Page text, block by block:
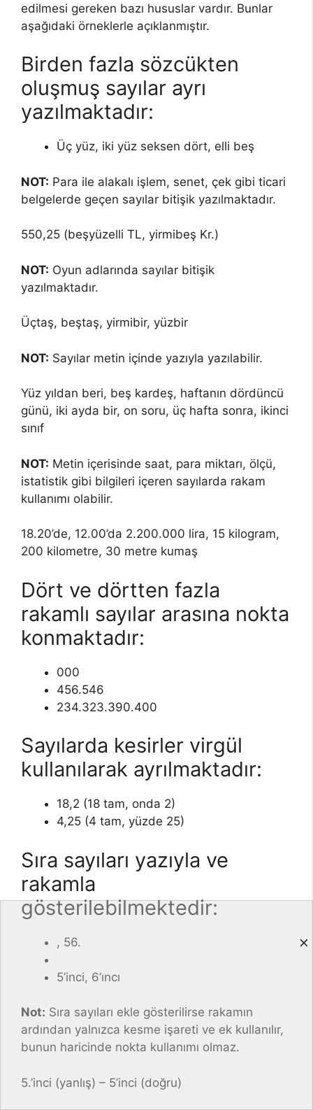
edilmesi gereken bazı hususlar vardır. Bunlar
aşağıdaki örneklerle açıklanmıştır.
Birden fazla sözcükten
oluşmuş sayılar ayrı
yazılmaktadır:
Üç yüz, iki yüz seksen dört, elli beş
NOT: Para ile alakalı işlem, senet, çek gibi ticari
belgelerde geçen sayılar bitişik yazılmaktadır.
550,25 (beşyüzelli TL, yirmibeş Kr.)
NOT: Oyun adlarında sayılar bitişik
yazılmaktadır.
Üçtaş, beştaş, yirmibir, yüzbir
NOT: Sayılar metin içinde yazıyla yazılabilir.
Yüz yıldan beri, beş kardeş, haftanın dördüncü
günü, iki ayda bir, on soru, üç hafta sonra, ikinci
sınıf
NOT: Metin içerisinde saat, para miktarı, ölçü,
istatistik gibi bilgileri içeren sayılarda rakam
kullanımı olabilir.
18.20’de, 12.00’da 2.200.000 lira, 15 kilogram,
200 kilometre, 30 metre kumaş
Dört ve dörtten fazla
rakamlı sayılar arasına nokta
konmaktadır:
000
456.546
234.323.390.400
Sayılarda kesirler virgül
kullanılarak ayrılmaktadır:
18,2 (18 tam, onda 2)
4,25 (4 tam, yüzde 25)
Sıra sayıları yazıyla ve
rakamla
gösterilebilmektedir:
, 56.
5’inci, 6’ıncı
Not: Sıra sayıları ekle gösterilirse rakamın
ardından yalnızca kesme işareti ve ek kullanılır,
bunun haricinde nokta kullanımı olmaz.
5.’inci (yanlış) – 5’inci (doğru)